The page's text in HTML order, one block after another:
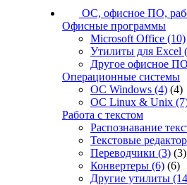
ОС, офисное ПО,
Офисные программы
Microsoft Office (10)
Утилиты для Excel
Другое офисное ПО
Операционные системы
ОС Windows (4) (4)
ОС Linux & Unix
Работа с текстом
Распознавание
Текстовые
Переводчики (3) (3)
Конвертеры (6) (6)
Другие утилиты